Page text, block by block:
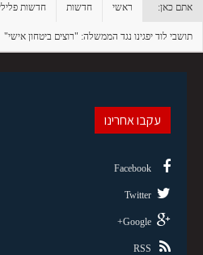
אתם כאן: ראשי חדשות חדשות
תושבי לוד יפגינו נגד הממשלה: "רוצים ביטחון אישי"
עקבו אחרינו
Facebook
Twitter
Google+
RSS